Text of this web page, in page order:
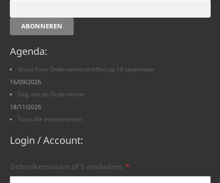
ABONNEREN
Agenda:
Groot Fries Ondernemerstreffen op 16 september
16/09/2026
Dag van de Ondernemer
18/11/2026
Toon alle evenementen.
Login / Account:
Gebruikersnaam of E-mailadres *